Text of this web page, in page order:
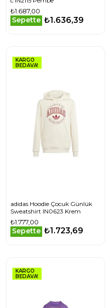
₺1.687,00
Sepette ₺1.636,39
KARGO
BEDAVA!
adidas Hoodie Çocuk Günlük
Sweatshirt IN0623 Krem
₺1.777,00
Sepette ₺1.723,69
KARGO
BEDAVA!